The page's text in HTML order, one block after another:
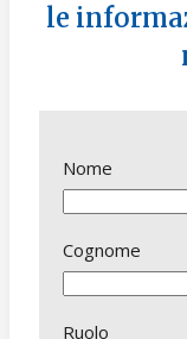
le
Nome
Cognome
Ruolo